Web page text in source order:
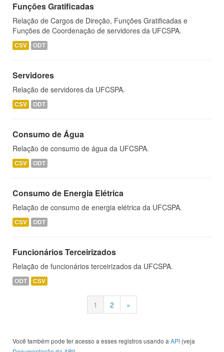
Funções Gratificadas
Relação de Cargos de Direção, Funções Gratificadas e
Funções de Coordenação de servidores da UFCSPA.
CSV ODT
Servidores
Relação de servidores da UFCSPA.
CSV ODT
Consumo de Água
Relação de consumo de água da UFCSPA.
CSV ODT
Consumo de Energia Elétrica
Relação de consumo de energia elétrica da UFCSPA.
CSV ODT
Funcionários Terceirizados
Relação de funcionários terceirizados da UFCSPA.
ODT CSV
1 2 »
Você também pode ter acesso a esses registros usando a API (veja